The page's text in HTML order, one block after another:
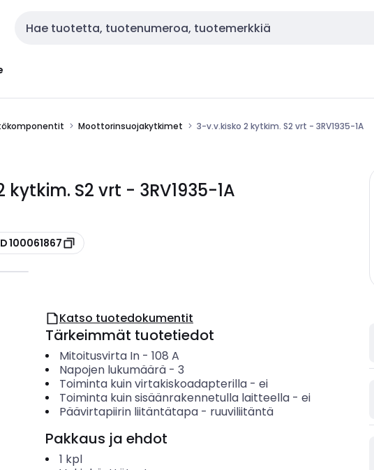
Haku
Moottorinsuojakytkimet 3-v.v.kisko 2 kytkim. S2 vrt - 3RV1935-1A
kytkim. S2 vrt - 3RV1935-1A
100061867
Katso tuotedokumentit
Tärkeimmät tuotetiedot
Mitoitusvirta In- 108 A
Napojen lukumäärä- 3
Toiminta kuin virtakiskoadapterilla- ei
Toiminta kuin sisäänrakennetulla laitteella- ei
Päävirtapiirin liitäntätapa- ruuviliitäntä
Pakkaus ja ehdot
1 kpl